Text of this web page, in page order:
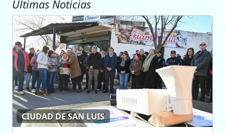
Ultimas Noticias
CIUDAD DE SAN LUIS